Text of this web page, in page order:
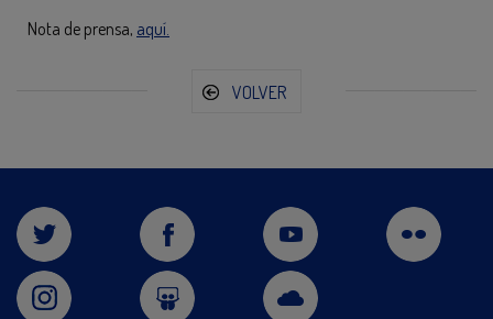
Nota de prensa, aquí.
VOLVER